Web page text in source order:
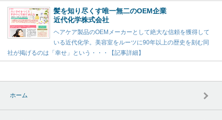
髪を知り尽くす唯一無二のOEM企業
近代化学株式会社
ヘアケア製品のOEMメーカーとして絶大な信頼を獲得して
いる近代化学。美容室をルーツに90年以上の歴史を刻む同
社が掲げるのは「幸せ」という・・・【記事詳細】
ホーム